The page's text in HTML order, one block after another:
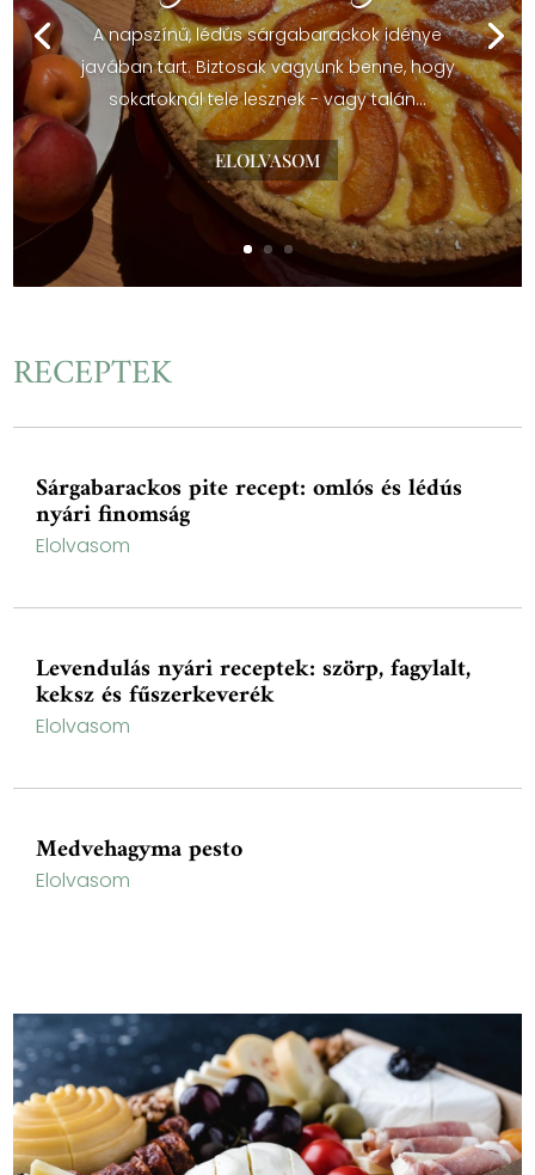
Ma már hazánkban sem ismeretlen
vendég a konyhánkban a levendula, a
levendulás nyári recepteket, különleges
fogásokat...
ELOLVASOM
RECEPTEK
Sárgabarackos pite recept: omlós és lédús
nyári finomság
Elolvasom
Levendulás nyári receptek: szörp, fagylalt,
keksz és fűszerkeverék
Elolvasom
Medvehagyma pesto
Elolvasom